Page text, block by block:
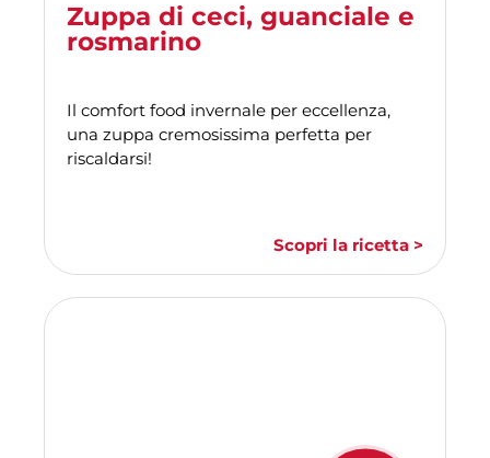
Zuppa di ceci, guanciale e
rosmarino
Il comfort food invernale per eccellenza,
una zuppa cremosissima perfetta per
riscaldarsi!
Scopri la ricetta >